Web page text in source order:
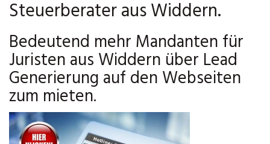
Steuerberater aus Widdern.
Bedeutend mehr Mandanten für
Juristen aus Widdern über Lead
Generierung auf den Webseiten
zum mieten.